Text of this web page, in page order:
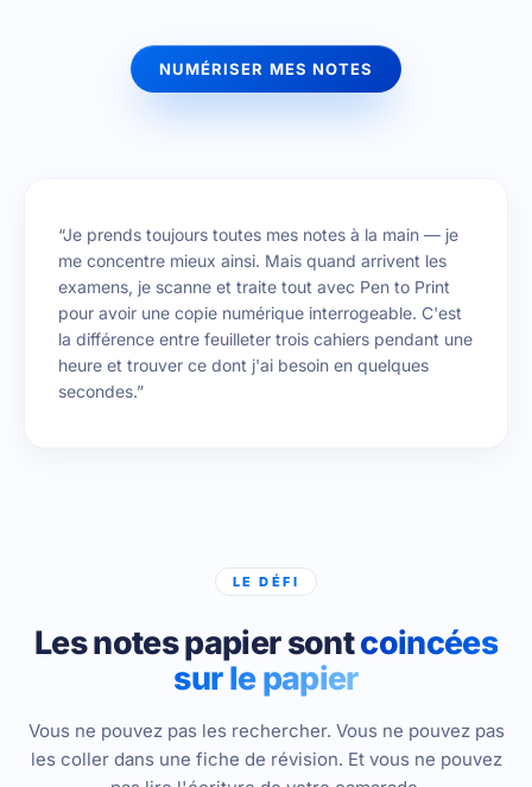
NUMÉRISER MES NOTES
“Je prends toujours toutes mes notes à la main — je
me concentre mieux ainsi. Mais quand arrivent les
examens, je scanne et traite tout avec Pen to Print
pour avoir une copie numérique interrogeable. C'est
la différence entre feuilleter trois cahiers pendant une
heure et trouver ce dont j'ai besoin en quelques
secondes.”
LE DÉFI
Les notes papier sontcoincées
sur le papier
Vous ne pouvez pas les rechercher. Vous ne pouvez pas
les coller dans une fiche de révision. Et vous ne pouvez